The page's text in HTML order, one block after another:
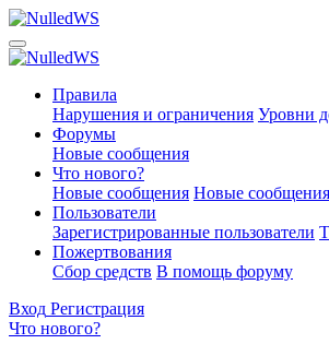
Правила
Нарушения и ограничения Уровни
Форумы
Новые сообщения
Что нового?
Новые сообщения Новые
Пользователи
Зарегистрированные пользователи
Пожертвования
Сбор средств В помощь форуму
Вход Регистрация
Что нового?